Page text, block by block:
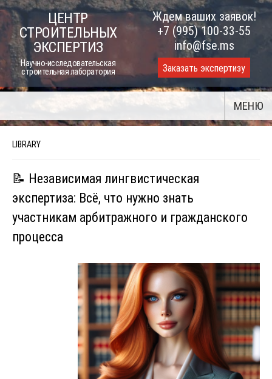
Skip
to
content
ЦЕНТР
СТРОИТЕЛЬНЫХ
ЭКСПЕРТИЗ
Научно-исследовательская
строительная лаборатория
Ждем ваших заявок!
+7 (995) 100-33-55
info@fse.ms
Заказать экспертизу
МЕНЮ
LIBRARY
📝 Независимая лингвистическая
экспертиза: Всё, что нужно знать
участникам арбитражного и гражданского
процесса